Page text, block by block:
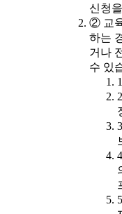
신청
② 교
하는
거나
수 있